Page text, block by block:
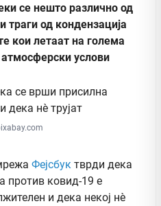
се нешто различно од
траги од кондензација
кои летаат на голема
услови
Фејсбук тврди дека
против ковид-19 е
и дека некој нè